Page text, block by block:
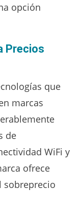
opción
Precios
que
marcas
de
WiFi y
ofrece
sobreprecio